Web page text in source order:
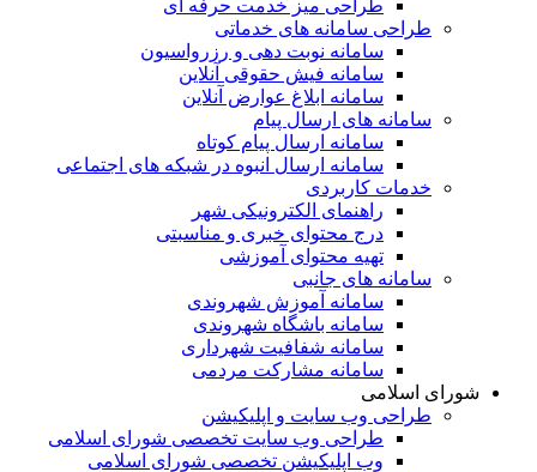
طراحی میز خدمت حرفه ای
طراحی سامانه های خدماتی
سامانه نوبت دهی و رزرواسیون
سامانه فیش حقوقی آنلاین
سامانه ابلاغ عوارض آنلاین
سامانه های ارسال پیام
سامانه ارسال پیام کوتاه
سامانه ارسال انبوه در شبکه های اجتماعی
خدمات کاربردی
راهنمای الکترونیکی شهر
درج محتوای خبری و مناسبتی
تهیه محتوای آموزشی
سامانه های جانبی
سامانه آموزش شهروندی
سامانه باشگاه شهروندی
سامانه شفافیت شهرداری
سامانه مشارکت مردمی
شورای اسلامی
طراحی وب سایت و اپلیکیشن
طراحی وب سایت تخصصی شورای اسلامی
وب اپلیکیشن تخصصی شورای اسلامی